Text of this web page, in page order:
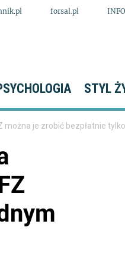
forsal.pl
STYL
je zrobić bezpłatnie